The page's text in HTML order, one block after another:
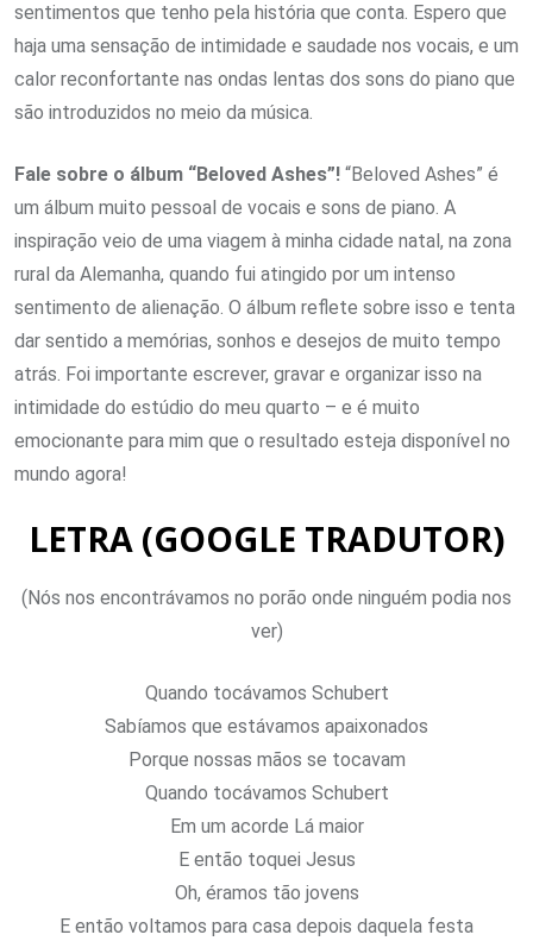
sentimentos que tenho pela história que conta. Espero que
haja uma sensação de intimidade e saudade nos vocais, e um
calor reconfortante nas ondas lentas dos sons do piano que
são introduzidos no meio da música.
Fale sobre o álbum “Beloved Ashes”! “Beloved Ashes” é
um álbum muito pessoal de vocais e sons de piano. A
inspiração veio de uma viagem à minha cidade natal, na zona
rural da Alemanha, quando fui atingido por um intenso
sentimento de alienação. O álbum reflete sobre isso e tenta
dar sentido a memórias, sonhos e desejos de muito tempo
atrás. Foi importante escrever, gravar e organizar isso na
intimidade do estúdio do meu quarto – e é muito
emocionante para mim que o resultado esteja disponível no
mundo agora!
LETRA (GOOGLE TRADUTOR)
(Nós nos encontrávamos no porão onde ninguém podia nos
ver)
Quando tocávamos Schubert
Sabíamos que estávamos apaixonados
Porque nossas mãos se tocavam
Quando tocávamos Schubert
Em um acorde Lá maior
E então toquei Jesus
Oh, éramos tão jovens
E então voltamos para casa depois daquela festa